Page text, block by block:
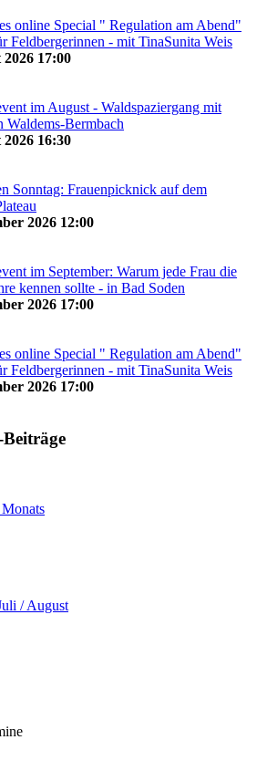
online Special " Regulation am Abend"
Feldbergerinnen - mit TinaSunita Weis
2026 17:00
im August - Waldspaziergang mit
Waldems-Bermbach
16:30
Sonntag: Frauenpicknick auf dem
2026 12:00
im September: Warum jede Frau die
kennen sollte - in Bad Soden
2026 17:00
online Special " Regulation am Abend"
Feldbergerinnen - mit TinaSunita Weis
2026 17:00
Beiträge
/ August